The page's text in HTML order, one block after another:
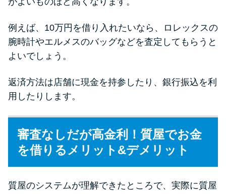
例えば、10万円を借り入れたいなら、ロレックスの
腕時計やエルメスのバッグなどを査定してもらうと
よいでしょう。
返済方法は店舗に現金を持参したり、銀行振込を利
用したりします。
審査なしだが高金利！質屋でお金
を借りるメリット&デメリット
質屋のシステムが理解できたところで、実際に質屋